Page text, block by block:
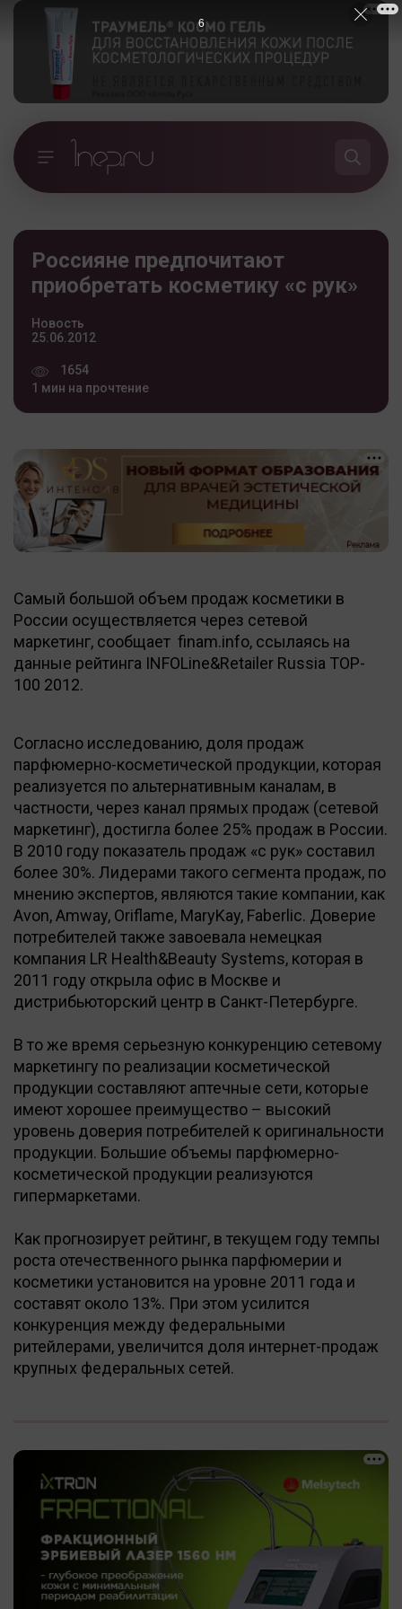
Россияне предпочитают
приобретать косметику «с рук»
Новость
25.06.2012
1654
1 мин на прочтение
Самый большой объем продаж косметики в
России осуществляется через сетевой
маркетинг, сообщает finam.info, ссылаясь на
данные рейтинга INFOLine&Retailer Russia TOP-
100 2012.
Согласно исследованию, доля продаж
парфюмерно-косметической продукции, которая
реализуется по альтернативным каналам, в
частности, через канал прямых продаж (сетевой
маркетинг), достигла более 25% продаж в России.
В 2010 году показатель продаж «с рук» составил
более 30%. Лидерами такого сегмента продаж, по
мнению экспертов, являются такие компании, как
Avon, Amway, Oriflame, MaryKay, Faberlic. Доверие
потребителей также завоевала немецкая
компания LR Health&Beauty Systems, которая в
2011 году открыла офис в Москве и
дистрибьюторский центр в Санкт-Петербурге.
В то же время серьезную конкуренцию сетевому
маркетингу по реализации косметической
продукции составляют аптечные сети, которые
имеют хорошее преимущество – высокий
уровень доверия потребителей к оригинальности
продукции. Большие объемы парфюмерно-
косметической продукции реализуются
гипермаркетами.
Как прогнозирует рейтинг, в текущем году темпы
роста отечественного рынка парфюмерии и
косметики установится на уровне 2011 года и
составят около 13%. При этом усилится
конкуренция между федеральными
ритейлерами, увеличится доля интернет-продаж
крупных федеральных сетей.
5